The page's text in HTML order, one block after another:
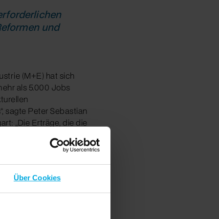
Über Cookies
und
(M+E) hat sich
als 5.000 Jobs
sagte Peter Sebastian
„Die Erträge, die die
das heißt
mehr als 30.000